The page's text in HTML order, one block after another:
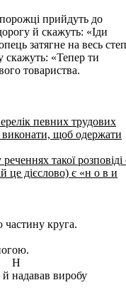
прийдуть до
й скажуть: «Іди
затягне на весь степ
скажуть: «Тепер ти
товариства.
певних трудових
виконати, щоб одержати
такої розповіді
це дієслово) є «н о в и
круга.
надавав виробу